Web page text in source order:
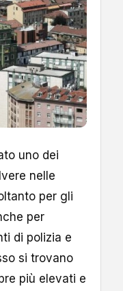
uno dei
nelle
per gli
per
di polizia e
si trovano
più elevati e